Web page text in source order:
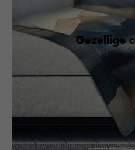
Gezellige